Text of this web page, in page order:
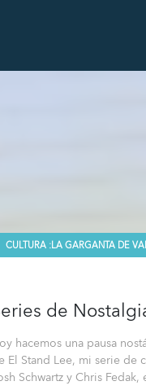
CULTURA :LA GARGANTA DE
de
hacemos una pausa
El Stand Lee, mi serie de
Schwartz y Chris